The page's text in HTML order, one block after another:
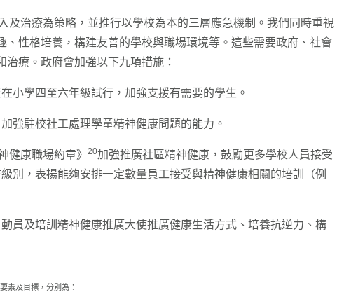
及治療為策略，並推行以學校為本的三層應急機制。我們同時重視
性格培養，構建友善的學校與職場環境等。這些需要政府、社會
療。政府會加強以下九項措施：
小學四至六年級試行，加強支援有需要的學生。
強駐校社工處理學童精神健康問題的能力。
健康職場約章》20加強推廣社區精神健康，鼓勵更多學校人員接受
別，表揚能夠安排一定數量員工接受與精神健康相關的培訓（例
員及培訓精神健康推廣大使推廣健康生活方式、培養抗逆力、構
素及目標，分別為：